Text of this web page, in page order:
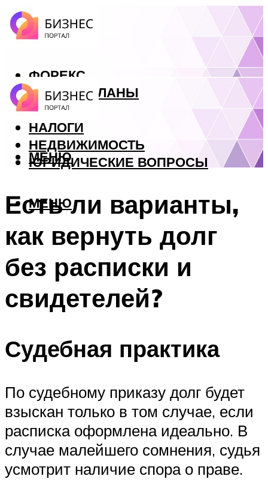
ФОРЕКС
БИЗНЕС ПЛАНЫ
КРЕДИТЫ
НАЛОГИ
НЕДВИЖИМОСТЬ
ЮРИДИЧЕСКИЕ ВОПРОСЫ
МЕНЮ
МЕНЮ
Есть ли варианты,
как вернуть долг
без расписки и
свидетелей?
Судебная практика
По судебному приказу долг будет
взыскан только в том случае, если
расписка оформлена идеально. В
случае малейшего сомнения, судья
усмотрит наличие спора о праве.